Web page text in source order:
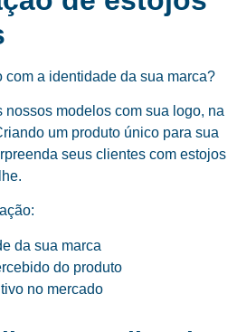
com a identidade da sua marca?
nossos modelos com sua logo, na
um produto único para sua
seus clientes com estojos
da sua marca
do produto
no mercado